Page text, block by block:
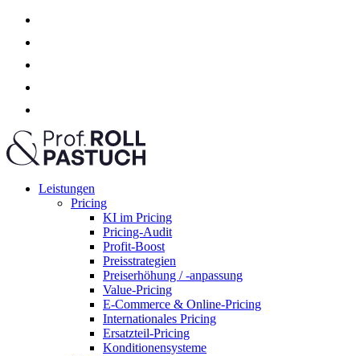
Leistungen
Pricing
KI im Pricing
Pricing-Audit
Profit-Boost
Preisstrategien
Preiserhöhung / -anpassung
Value-Pricing
E-Commerce & Online-Pricing
Internationales Pricing
Ersatzteil-Pricing
Konditionensysteme